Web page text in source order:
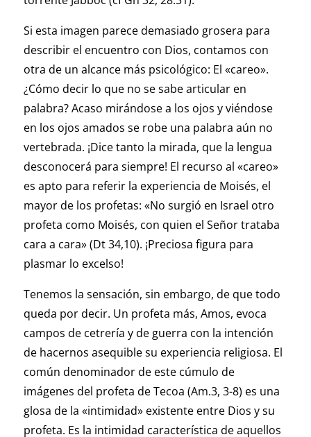
Si esta imagen parece demasiado grosera para
describir el encuentro con Dios, contamos con
otra de un alcance más psicológico: El «careo».
¿Cómo decir lo que no se sabe articular en
palabra? Acaso mirándose a los ojos y viéndose
en los ojos amados se robe una palabra aún no
vertebrada. ¡Dice tanto la mirada, que la lengua
desconocerá para siempre! El recurso al «careo»
es apto para referir la experiencia de Moisés, el
mayor de los profetas: «No surgió en Israel otro
profeta como Moisés, con quien el Señor trataba
cara a cara» (Dt 34,10). ¡Preciosa figura para
plasmar lo excelso!
Tenemos la sensación, sin embargo, de que todo
queda por decir. Un profeta más, Amos, evoca
campos de cetrería y de guerra con la intención
de hacernos asequible su experiencia religiosa. El
común denominador de este cúmulo de
imágenes del profeta de Tecoa (Am.3, 3-8) es una
glosa de la «intimidad» existente entre Dios y su
profeta. Es la intimidad característica de aquellos